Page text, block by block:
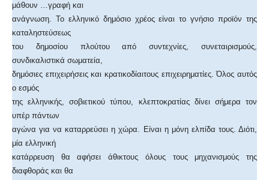
μάθουν …γραφή και
ανάγνωση. Το ελληνικό δημόσιο χρέος είναι το γνήσιο προϊόν της
καταληστεύσεως
του δημοσίου πλούτου από συντεχνίες, συνεταιρισμούς,
συνδικαλιστικά σωματεία,
δημόσιες επιχειρήσεις και κρατικοδίαιτους επιχειρηματίες. Όλος αυτός
ο εσμός
της ελληνικής, σοβιετικού τύπου, κλεπτοκρατίας δίνει σήμερα τον
υπέρ πάντων
αγώνα για να καταρρεύσει η χώρα. Είναι η μόνη ελπίδα τους. Διότι,
μία ελληνική
κατάρρευση θα αφήσει άθικτους όλους τους μηχανισμούς της
διαφθοράς και θα